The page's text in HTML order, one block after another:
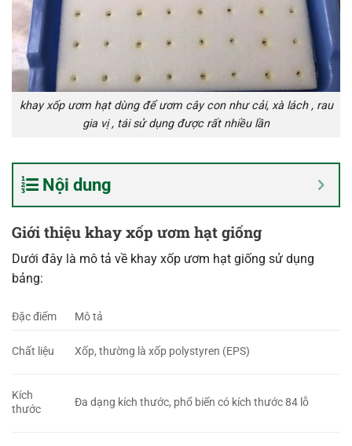
khay xốp ươm hạt dùng để ươm cây con như cải, xà lách , rau
gia vị , tái sử dụng được rất nhiều lần
Nội dung
Giới thiệu khay xốp ươm hạt giống
Dưới đây là mô tả về khay xốp ươm hạt giống sử dụng
bảng:
Đặc điểm Mô tả
Chất liệu Xốp, thường là xốp polystyren (EPS)
Kích
thước
Đa dạng kích thước, phổ biến có kích thước 84 lỗ